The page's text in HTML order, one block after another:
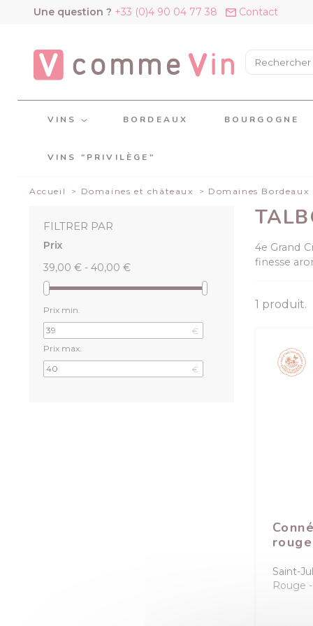
Une question ? +33 (0)4 90 04 77 38 Contact
VINS BORDEAUX BOURGOGNE
VINS "PRIVILÈGE"
Accueil Domaines et châteaux Domaines Bordeaux
FILTRER PAR
Prix
39,00 € - 40,00 €
Prix min.
€
Prix max.
€
4e Grand
finesse
1 produit.
Saint-
Rouge
Panneau de gestion des cookies